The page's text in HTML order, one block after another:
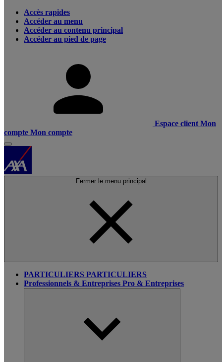
Accès rapides
Accéder au menu
Accéder au contenu principal
Accéder au pied de page
Espace client Mon
compte Mon compte
Fermer le menu principal
PARTICULIERS PARTICULIERS
Professionnels & Entreprises Pro & Entreprises